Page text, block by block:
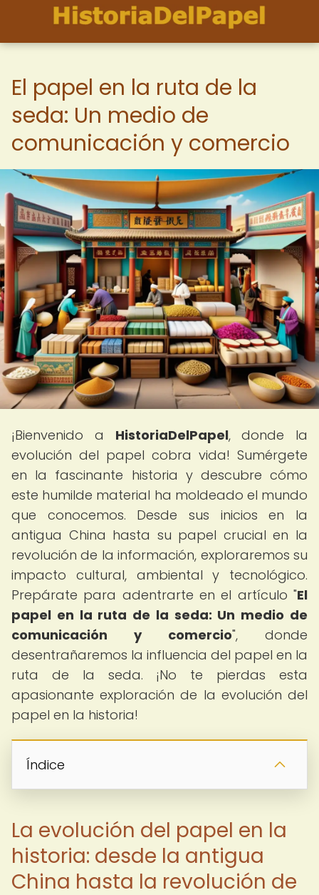
El papel en la ruta de la
seda: Un medio de
comunicación y comercio
¡Bienvenido a HistoriaDelPapel, donde la
evolución del papel cobra vida! Sumérgete
en la fascinante historia y descubre cómo
este humilde material ha moldeado el mundo
que conocemos. Desde sus inicios en la
antigua China hasta su papel crucial en la
revolución de la información, exploraremos su
impacto cultural, ambiental y tecnológico.
Prepárate para adentrarte en el artículo "El
papel en la ruta de la seda: Un medio de
comunicación y comercio", donde
desentrañaremos la influencia del papel en la
ruta de la seda. ¡No te pierdas esta
apasionante exploración de la evolución del
papel en la historia!
Índice
La evolución del papel en la
historia: desde la antigua
China hasta la revolución de